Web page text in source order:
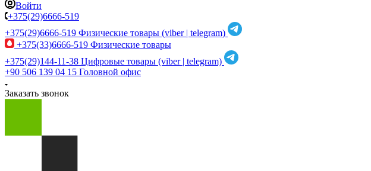
Войти
+375(29)6666-519
+375(29)6666-519 Физические товары (viber | telegram)
+375(33)6666-519 Физические товары
+375(29)144-11-38 Цифровые товары (viber | telegram)
+90 506 139 04 15 Головной офис
Заказать звонок